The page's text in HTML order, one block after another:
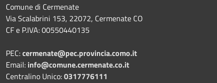
Comune di Cermenate
Via Scalabrini 153, 22072, Cermenate CO
CF e P.IVA: 00550440135
PEC:cermenate@pec.provincia.como.it
Email: info@comune.cermenate.co.it
Centralino Unico:0317776111